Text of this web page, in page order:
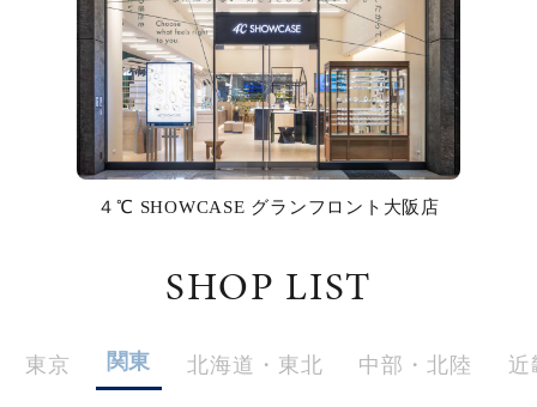
ファッションテイスト
着用シーン
４℃ SHOWCASE グランフロント大阪店
SHOP LIST
東京 関東 北海道・東北 中部・北陸 近